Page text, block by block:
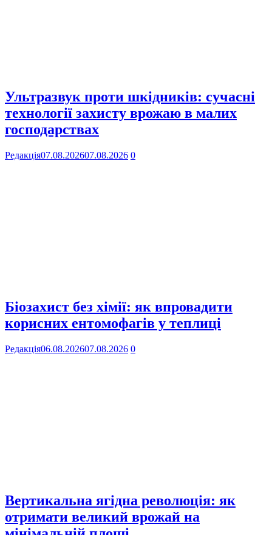
Ультразвук проти шкідників: сучасні
технології захисту врожаю в малих
господарствах
Редакція07.08.202607.08.2026 0
Біозахист без хімії: як впровадити
корисних ентомофагів у теплиці
Редакція06.08.202607.08.2026 0
Вертикальна ягідна революція: як
отримати великий врожай на